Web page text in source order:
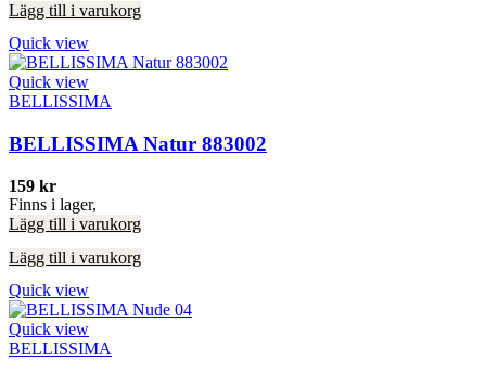
Lägg till i varukorg
Quick view
Quick view
BELLISSIMA
BELLISSIMA Natur 883002
159 kr
Finns i lager,
Lägg till i varukorg
Lägg till i varukorg
Quick view
Quick view
BELLISSIMA